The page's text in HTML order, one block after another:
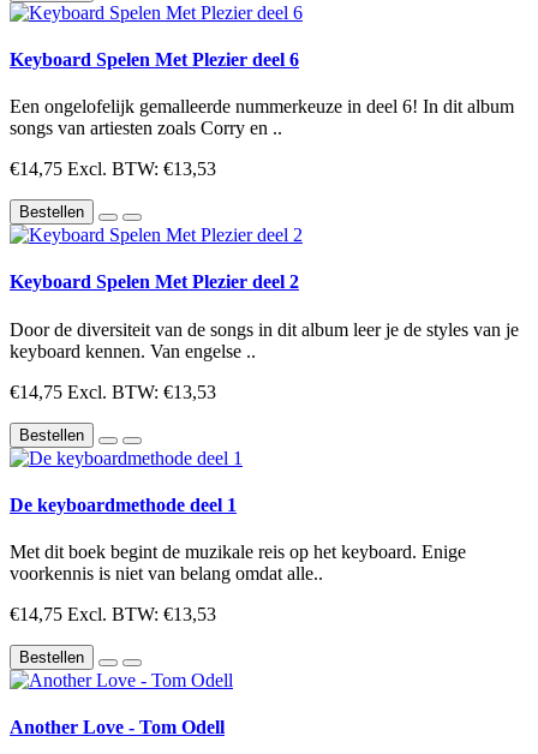
Keyboard Spelen Met Plezier deel 6
Een ongelofelijk gemalleerde nummerkeuze in deel 6! In dit album
songs van artiesten zoals Corry en ..
€14,75 Excl. BTW: €13,53
Bestellen
Keyboard Spelen Met Plezier deel 2
Door de diversiteit van de songs in dit album leer je de styles van je
keyboard kennen. Van engelse ..
€14,75 Excl. BTW: €13,53
Bestellen
De keyboardmethode deel 1
Met dit boek begint de muzikale reis op het keyboard. Enige
voorkennis is niet van belang omdat alle..
€14,75 Excl. BTW: €13,53
Bestellen
Another Love - Tom Odell